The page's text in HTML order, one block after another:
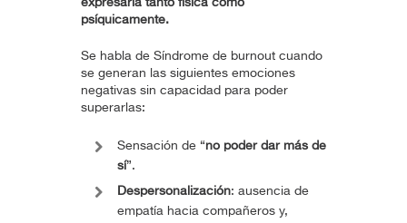
expresaría tanto física como
psíquicamente.
Se habla de Síndrome de burnout cuando
se generan las siguientes emociones
negativas sin capacidad para poder
superarlas:
Sensación de “no poder dar más de
sí”.
Despersonalización: ausencia de
empatía hacia compañeros y,